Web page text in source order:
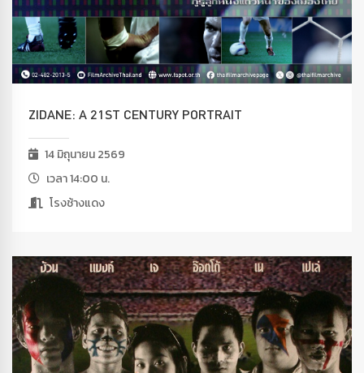
ZIDANE: A 21ST CENTURY PORTRAIT
14 มิถุนายน 2569
เวลา 14:00 น.
โรงช้างแดง